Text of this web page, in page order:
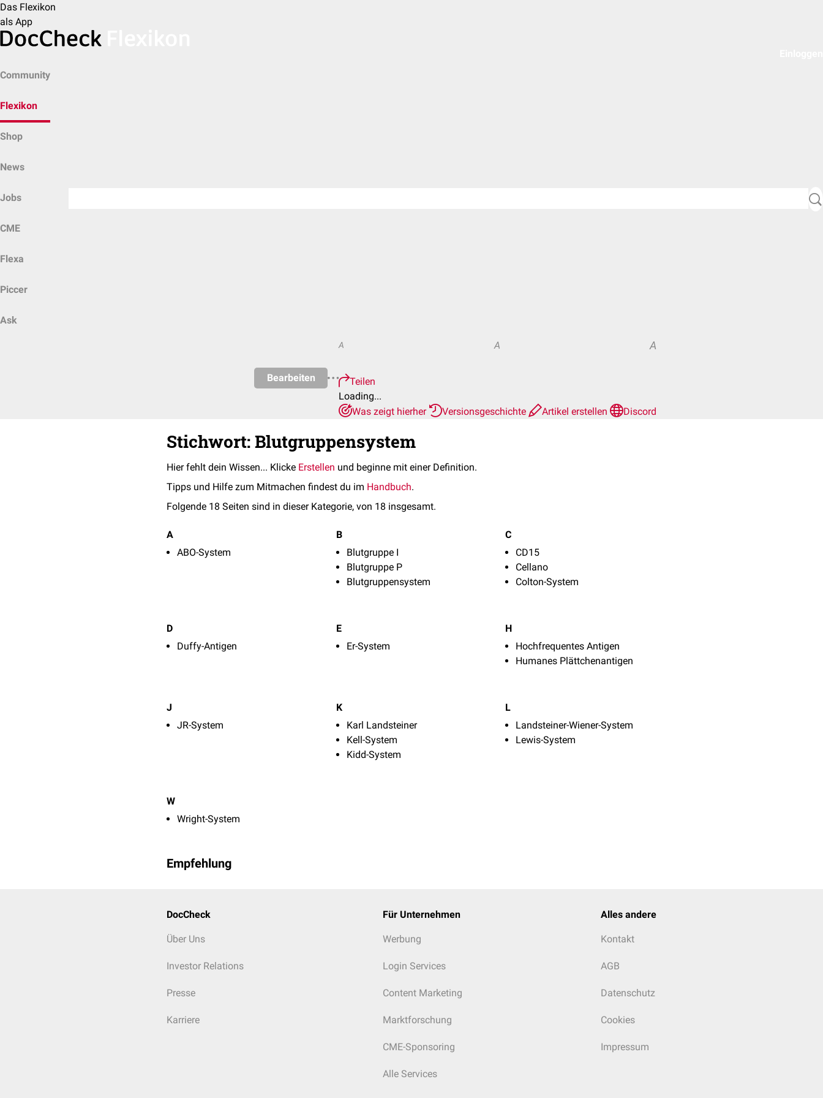
Das Flexikon
als App
Community
Flexikon
Shop
News
Jobs
CME
Flexa
Piccer
Ask
Bearbeiten
A A A
Teilen
Loading...
Was zeigt hierher
Versionsgeschichte Artikel erstellen Discord
Stichwort: Blutgruppensystem
Hier fehlt dein Wissen... Klicke Erstellen und beginne mit einer Definition.
Tipps und Hilfe zum Mitmachen findest du im Handbuch.
Folgende 18 Seiten sind in dieser Kategorie, von 18 insgesamt.
A
ABO-System
B
Blutgruppe I
Blutgruppe P
Blutgruppensystem
C
CD15
Cellano
Colton-System
D
Duffy-Antigen
E
Er-System
H
Hochfrequentes Antigen
Humanes Plättchenantigen
J
JR-System
K
Karl Landsteiner
Kell-System
Kidd-System
L
Landsteiner-Wiener-System
Lewis-System
W
Wright-System
Empfehlung
DocCheck
Über Uns
Investor Relations
Presse
Karriere
Für Unternehmen
Werbung
Login Services
Content Marketing
Marktforschung
CME-Sponsoring
Alle Services
Alles andere
Kontakt
AGB
Datenschutz
Cookies
Impressum